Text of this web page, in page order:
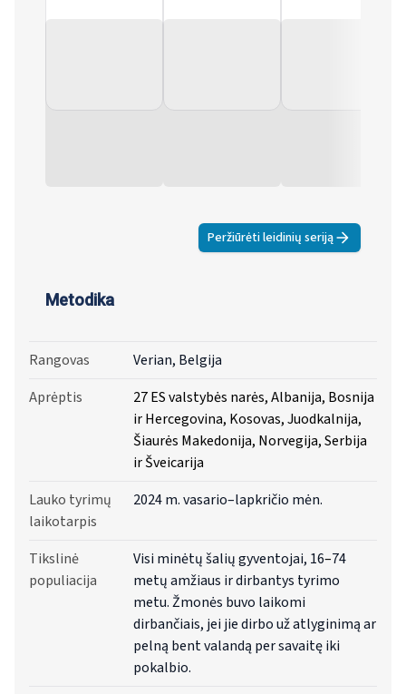
Peržiūrėti leidinių seriją
Metodika
Rangovas
Verian, Belgija
Aprėptis
27 ES valstybės narės, Albanija, Bosnija
ir Hercegovina, Kosovas, Juodkalnija,
Šiaurės Makedonija, Norvegija, Serbija
ir Šveicarija
Lauko tyrimų
laikotarpis
2024 m. vasario–lapkričio mėn.
Tikslinė
populiacija
Visi minėtų šalių gyventojai, 16–74
metų amžiaus ir dirbantys tyrimo
metu. Žmonės buvo laikomi
dirbančiais, jei jie dirbo už atlyginimą ar
pelną bent valandą per savaitę iki
pokalbio.